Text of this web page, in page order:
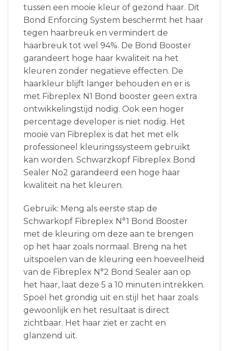
tussen een mooie kleur of gezond haar. Dit
Bond Enforcing System beschermt het haar
tegen haarbreuk en vermindert de
haarbreuk tot wel 94%. De Bond Booster
garandeert hoge haar kwaliteit na het
kleuren zonder negatieve effecten. De
haarkleur blijft langer behouden en er is
met Fibreplex N1 Bond booster geen extra
ontwikkelingstijd nodig. Ook een hoger
percentage developer is niet nodig. Het
mooie van Fibreplex is dat het met elk
professioneel kleuringssysteem gebruikt
kan worden. Schwarzkopf Fibreplex Bond
Sealer No2 garandeerd een hoge haar
kwaliteit na het kleuren.
Gebruik: Meng als eerste stap de
Schwarkopf Fibreplex N°1 Bond Booster
met de kleuring om deze aan te brengen
op het haar zoals normaal. Breng na het
uitspoelen van de kleuring een hoeveelheid
van de Fibreplex N°2 Bond Sealer aan op
het haar, laat deze 5 a 10 minuten intrekken.
Spoel het grondig uit en stijl het haar zoals
gewoonlijk en het resultaat is direct
zichtbaar. Het haar ziet er zacht en
glanzend uit.